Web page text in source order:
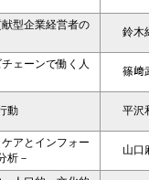
型企業経営者の
鈴木
ェーンで働く人
篠﨑
動 平沢
アとインフォー
析－
山口